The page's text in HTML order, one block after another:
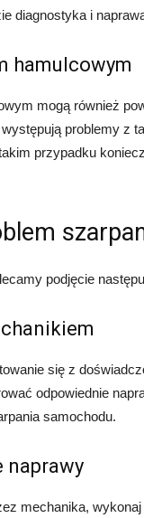
diagnostyka i
hamulcowym
mogą również
problemy z
przypadku
podjęcie
się z
odpowiednie
samochodu.
naprawy
mechanika,